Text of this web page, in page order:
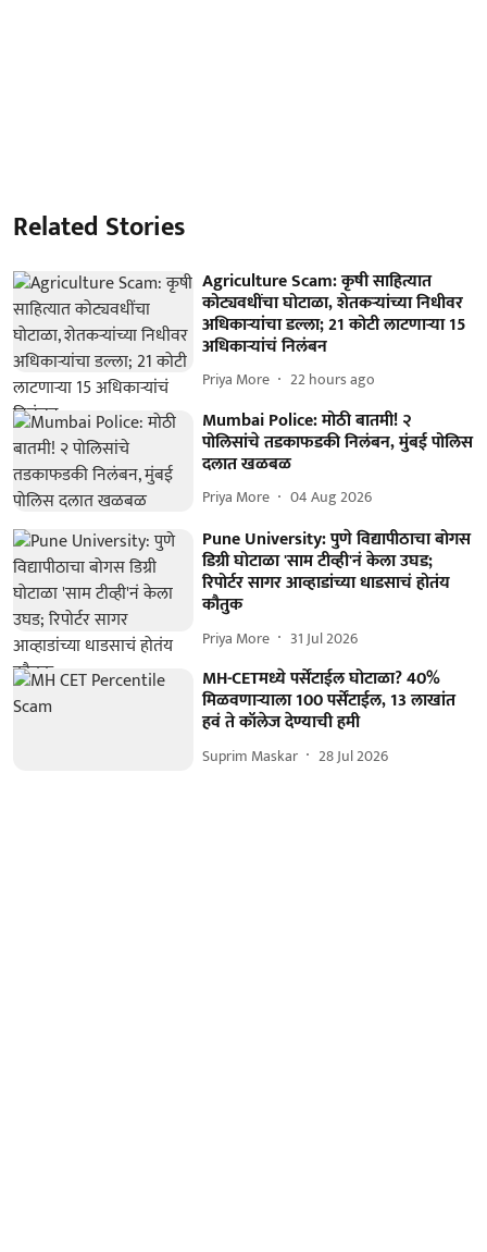
Related Stories
Agriculture Scam: कृषी साहित्यात
कोट्यवधींचा घोटाळा, शेतकऱ्यांच्या निधीवर
अधिकाऱ्यांचा डल्ला; 21 कोटी लाटणाऱ्या 15
अधिकाऱ्यांचं निलंबन
Priya More 22 hours ago
Mumbai Police: मोठी बातमी! २
पोलिसांचे तडकाफडकी निलंबन, मुंबई पोलिस
दलात खळबळ
Priya More 04 Aug 2026
Pune University: पुणे विद्यापीठाचा बोगस
डिग्री घोटाळा 'साम टीव्ही'नं केला उघड;
रिपोर्टर सागर आव्हाडांच्या धाडसाचं होतंय
कौतुक
Priya More 31 Jul 2026
MH-CETमध्ये पर्सेंटाईल घोटाळा? 40%
मिळवणाऱ्याला 100 पर्सेंटाईल, 13 लाखांत
हवं ते कॉलेज देण्याची हमी
Suprim Maskar 28 Jul 2026